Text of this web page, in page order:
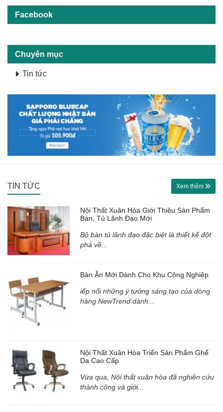
Facebook
Chuyên mục
Tin tức
TIN TỨC Xem thêm
Nội Thất Xuân Hòa Giới Thiệu Sản Phẩm
Bàn, Tủ Lãnh Đạo Mới
Bộ bàn tủ lãnh đạo đặc biệt là thiết kế đột
phá về...
Bàn Ăn Mới Dành Cho Khu Công Nghiệp
iếp nối những ý tưởng sáng tạo của dòng
hàng NewTrend dành...
Nội Thất Xuân Hòa Triển Sản Phẩm Ghế
Da Cao Cấp
Vừa qua, Nội thất xuân hòa đã nghiên cứu
thành công và giới...